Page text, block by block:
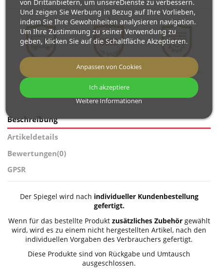
Versand
Wir produzieren
seit 2013
Spiegel nach Maß
Beschreibung
Artikeldetails
Bewertungen(0)
GPSR
Der Spiegel wird nach individueller Kundenbestellung
gefertigt.
Wenn für das bestellte Produkt zusätzliches Zubehörgewählt
wird, wird es zu einem nicht hergestellten Artikel, nach den
individuellen Vorgaben des Verbrauchers gefertigt.
Diese Produkte sind von Rückgabe und Umtausch
ausgeschlossen.
von Drittanbietern, um unsereDienste zu verbessern.
Und zeigen Sie Werbung in Bezug auf Ihre Vorlieben,
indem Sie Ihre Gewohnheiten analysieren navigation.
Um Ihre Zustimmung zu seiner Verwendung zu
geben, klicken Sie auf die Schaltfläche Akzeptieren.
Weitere Informationen
Anpassen von Cookies
Ich akzeptiere